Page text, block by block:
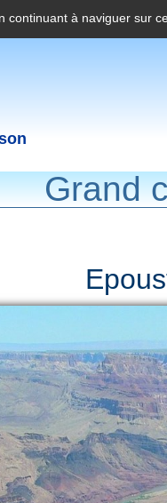
continuant à naviguer sur
Grand